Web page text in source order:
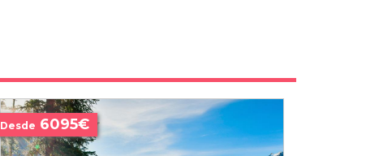
Desde 6095€